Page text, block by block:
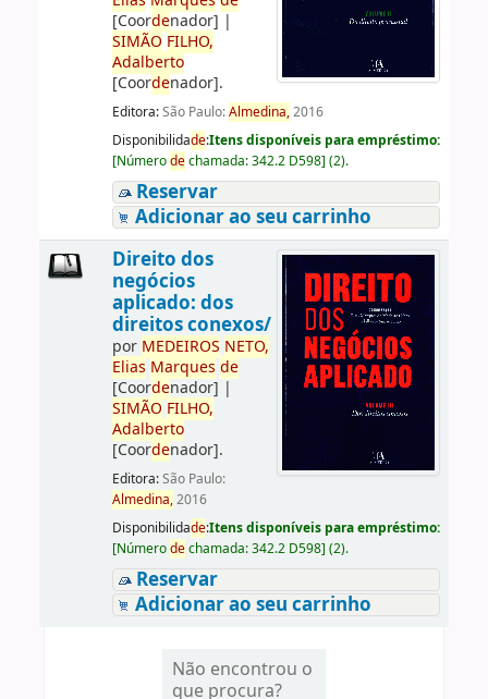
[Coordenador] |
SIMÃO FILHO,
Adalberto
[Coordenador].
Editora:São Paulo:Almedina,2016
Disponibilidade:Itens disponíveis para empréstimo:
[Númerodechamada:342.2 D598] (2).
Reservar
Adicionar ao seu carrinho
Direito dos
negócios
aplicado: dos
direitos conexos/
por MEDEIROS NETO,
Elias Marques de
[Coordenador] |
SIMÃO FILHO,
Adalberto
[Coordenador].
Editora:São Paulo:
Almedina,2016
Disponibilidade:Itens disponíveis para empréstimo:
[Númerodechamada:342.2 D598] (2).
Reservar
Adicionar ao seu carrinho
Não encontrou o
que procura?